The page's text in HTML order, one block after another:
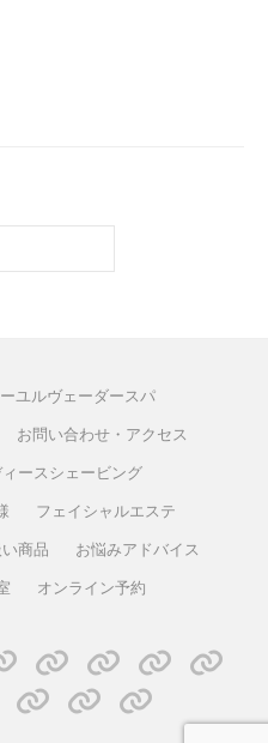
ユルヴェーダースパ
お問い合わせ・アクセス
ィースシェービング
フェイシャルエステ
商品 お悩みアドバイス
オンライン予約